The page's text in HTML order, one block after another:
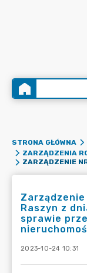
STRONA GŁÓWNA
ZARZĄDZENIA
Raszyn z
sprawie
2023-10-24 10:31